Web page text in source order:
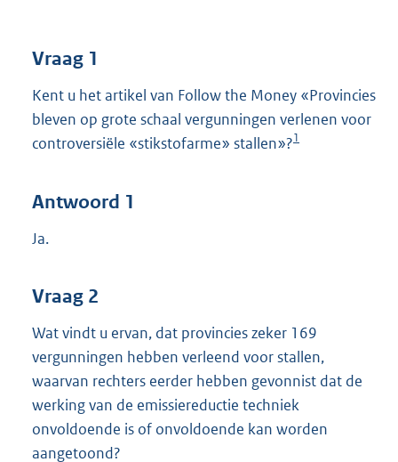
Vraag 1
Kent u het artikel van Follow the Money «Provincies
bleven op grote schaal vergunningen verlenen voor
controversiële «stikstofarme» stallen»?1
Antwoord 1
Ja.
Vraag 2
Wat vindt u ervan, dat provincies zeker 169
vergunningen hebben verleend voor stallen,
waarvan rechters eerder hebben gevonnist dat de
werking van de emissiereductie techniek
onvoldoende is of onvoldoende kan worden
aangetoond?